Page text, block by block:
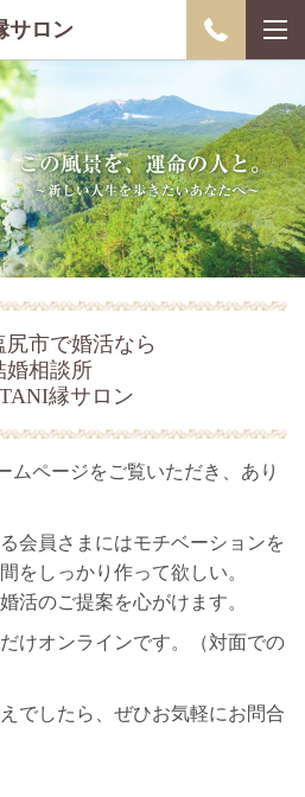
サロン
尻市で婚活なら
婚相談所
縁サロン
ムページをご覧いただき、あり
会員さまにはモチベーションを
をしっかり作って欲しい。
活のご提案を心がけます。
けオンラインです。（対面での
でしたら、ぜひお気軽にお問合